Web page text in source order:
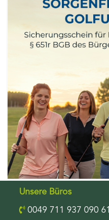
Unsere Büros
0049 711 937 090 61